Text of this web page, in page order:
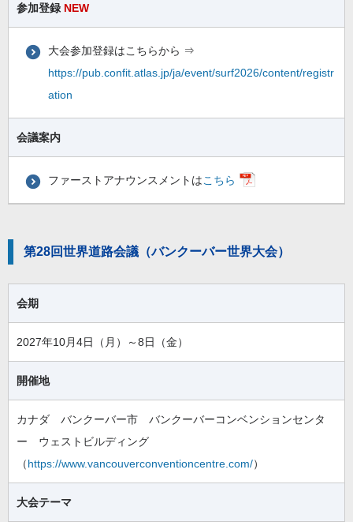
参加登録 NEW
大会参加登録はこちらから ⇒
https://pub.confit.atlas.jp/ja/event/surf2026/content/registr
ation
会議案内
ファーストアナウンスメントはこちら
第28回世界道路会議（バンクーバー世界大会）
会期
2027年10月4日（月）～8日（金）
開催地
カナダ バンクーバー市 バンクーバーコンベンションセンタ
ー ウェストビルディング
（https://www.vancouverconventioncentre.com/）
大会テーマ